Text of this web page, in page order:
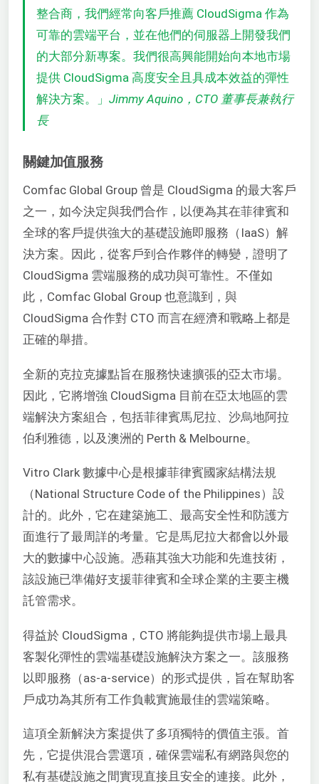
整合商，我們經常向客戶推薦 CloudSigma 作為
可靠的雲端平台，並在他們的伺服器上開發我們
的大部分新專案。我們很高興能開始向本地市場
提供 CloudSigma 高度安全且具成本效益的彈性
解決方案。」 Jimmy Aquino，CTO 董事長兼執行
長
關鍵加值服務
Comfac Global Group 曾是 CloudSigma 的最大客戶
之一，如今決定與我們合作，以便為其在菲律賓和
全球的客戶提供強大的基礎設施即服務（IaaS）解
決方案。因此，從客戶到合作夥伴的轉變，證明了
CloudSigma 雲端服務的成功與可靠性。不僅如
此，Comfac Global Group 也意識到，與
CloudSigma 合作對 CTO 而言在經濟和戰略上都是
正確的舉措。
全新的克拉克據點旨在服務快速擴張的亞太市場。
因此，它將增強 CloudSigma 目前在亞太地區的雲
端解決方案組合，包括菲律賓馬尼拉、沙烏地阿拉
伯利雅德，以及澳洲的 Perth & Melbourne。
Vitro Clark 數據中心是根據菲律賓國家結構法規
（National Structure Code of the Philippines）設
計的。此外，它在建築施工、最高安全性和防護方
面進行了最周詳的考量。它是馬尼拉大都會以外最
大的數據中心設施。憑藉其強大功能和先進技術，
該設施已準備好支援菲律賓和全球企業的主要主機
託管需求。
得益於 CloudSigma，CTO 將能夠提供市場上最具
客製化彈性的雲端基礎設施解決方案之一。該服務
以即服務（as-a-service）的形式提供，旨在幫助客
戶成功為其所有工作負載實施最佳的雲端策略。
這項全新解決方案提供了多項獨特的價值主張。首
先，它提供混合雲選項，確保雲端私有網路與您的
私有基礎設施之間實現直接且安全的連接。此外，